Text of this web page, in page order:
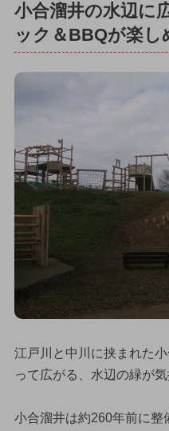
小合溜井の水辺に
ック＆BBQが楽し
江戸川と中川に挟まれた
って広がる、水辺の緑が気
小合溜井は約260年前に整